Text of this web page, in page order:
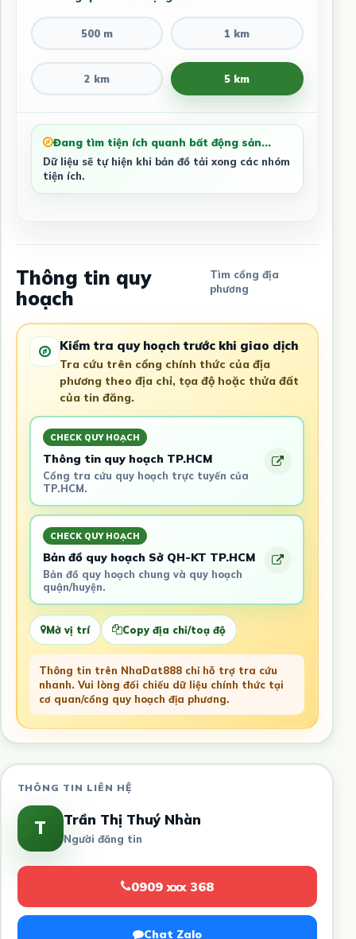
500 m 1 km
2 km 5 km
Đang tìm tiện ích quanh bất động sản...
Dữ liệu sẽ tự hiện khi bản đồ tải xong các nhóm
tiện ích.
Thông tin quy
hoạch
Tìm cổng địa
phương
Kiểm tra quy hoạch trước khi giao dịch
Tra cứu trên cổng chính thức của địa
phương theo địa chỉ, tọa độ hoặc thửa đất
của tin đăng.
CHECK QUY HOẠCH
Thông tin quy hoạch TP.HCM
Cổng tra cứu quy hoạch trực tuyến của
TP.HCM.
CHECK QUY HOẠCH
Bản đồ quy hoạch Sở QH-KT TP.HCM
Bản đồ quy hoạch chung và quy hoạch
quận/huyện.
Mở vị trí Copy địa chỉ/toạ độ
Thông tin trên NhaDat888 chỉ hỗ trợ tra cứu
nhanh. Vui lòng đối chiếu dữ liệu chính thức tại
cơ quan/cổng quy hoạch địa phương.
THÔNG TIN LIÊN HỆ
T Trần Thị Thuý Nhàn
Người đăng tin
0909 xxx 368
Chat Zalo